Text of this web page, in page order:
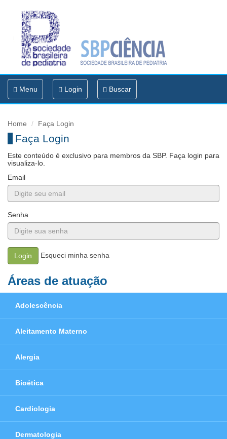
Toggle
navigation
Menu Login Buscar
Home Faça Login
Faça Login
Este conteúdo é exclusivo para membros da SBP. Faça login para
visualiza-lo.
Email
Senha
Login Esqueci minha senha
Áreas de atuação
Adolescência
Aleitamento Materno
Alergia
Bioética
Cardiologia
Dermatologia